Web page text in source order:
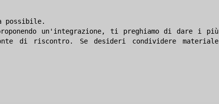
possibile.
un'integrazione, ti preghiamo di dare i più
di riscontro. Se desideri condividere materiale